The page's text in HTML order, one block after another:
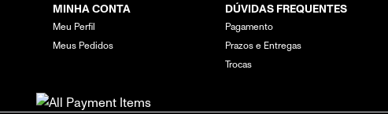
MINHA CONTA
Meu Perfil
Meus Pedidos
DÚVIDAS FREQUENTES
Pagamento
Prazos e Entregas
Trocas